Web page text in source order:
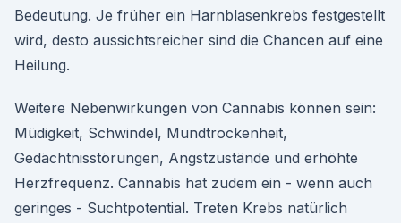
Bedeutung. Je früher ein Harnblasenkrebs festgestellt
wird, desto aussichtsreicher sind die Chancen auf eine
Heilung.
Weitere Nebenwirkungen von Cannabis können sein:
Müdigkeit, Schwindel, Mundtrockenheit,
Gedächtnisstörungen, Angstzustände und erhöhte
Herzfrequenz. Cannabis hat zudem ein - wenn auch
geringes - Suchtpotential. Treten Krebs natürlich